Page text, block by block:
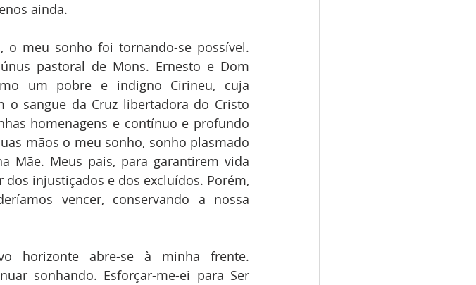
ainda.
o meu sonho foi tornando-se possível.
pastoral de Mons. Ernesto e Dom
um pobre e indigno Cirineu, cuja
sangue da Cruz libertadora do Cristo
homenagens e contínuo e profundo
mãos o meu sonho, sonho plasmado
Mãe. Meus pais, para garantirem vida
injustiçados e dos excluídos. Porém,
vencer, conservando a nossa
horizonte abre-se à minha frente.
sonhando. Esforçar-me-ei para Ser